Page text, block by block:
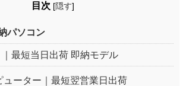
目次 [隠す]
パソコン
最短当日出荷 即納モデル
ューター｜最短翌営業日出荷